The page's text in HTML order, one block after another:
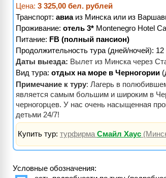
Цена: 3 325,00 бел. рублей
Транспорт: авиаиз Минска или из
Проживание: отель 3* Montenegro Hotel
Питание: FB (полный пансион)
Продолжительность тура (дней/ночей):
Даты выезда: Вылет из Минска через
Вид тура: отдых на море в Черногории
Примечание к туру: Лагерь в
является самым большим и широким в
черногорцев. У нас очень насыщенная
детьми 24/7!
Купить тур: турфирмаСмайл Хаус
Условные обозначения: